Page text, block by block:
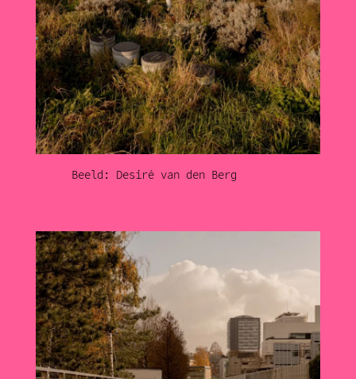
Beeld: Desiré van den Berg